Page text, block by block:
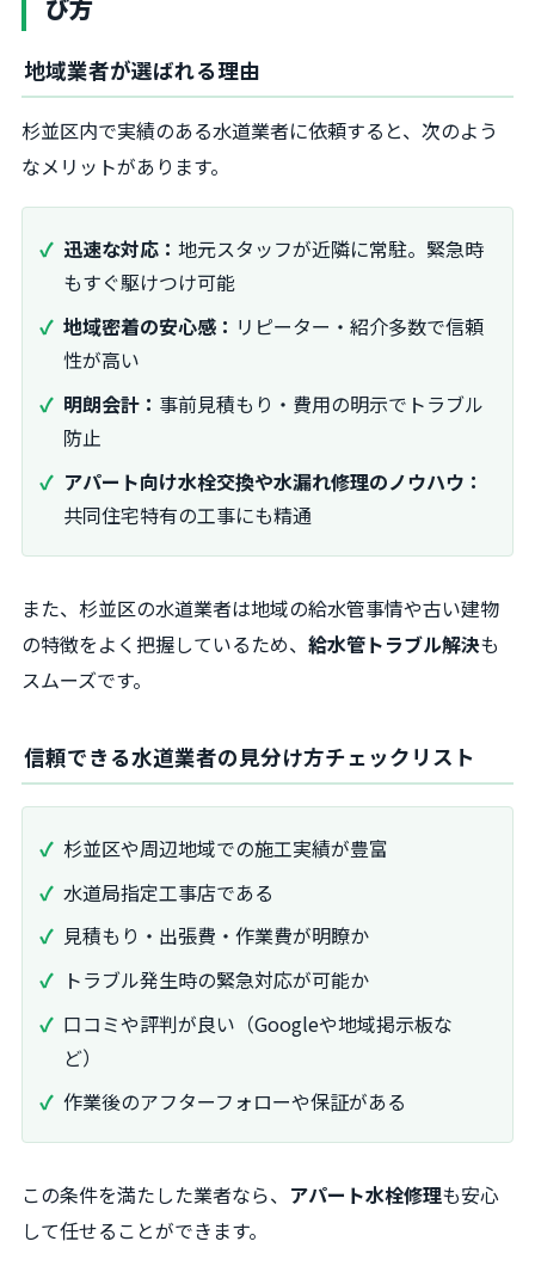
び方
地域業者が選ばれる理由
杉並区内で実績のある水道業者に依頼すると、次のよう
なメリットがあります。
迅速な対応： 地元スタッフが近隣に常駐。緊急時
もすぐ駆けつけ可能
地域密着の安心感： リピーター・紹介多数で信頼
性が高い
明朗会計： 事前見積もり・費用の明示でトラブル
防止
アパート向け水栓交換や水漏れ修理のノウハウ：
共同住宅特有の工事にも精通
また、杉並区の水道業者は地域の給水管事情や古い建物
の特徴をよく把握しているため、 給水管トラブル解決も
スムーズです。
信頼できる水道業者の見分け方チェックリスト
杉並区や周辺地域での施工実績が豊富
水道局指定工事店である
見積もり・出張費・作業費が明瞭か
トラブル発生時の緊急対応が可能か
口コミや評判が良い（Googleや地域掲示板な
ど）
作業後のアフターフォローや保証がある
この条件を満たした業者なら、 アパート水栓修理も安心
して任せることができます。